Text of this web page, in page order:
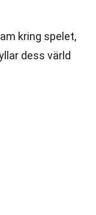
kring spelet,
dess värld